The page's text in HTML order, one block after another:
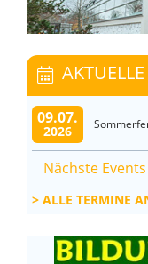
09.07.
2026
Nächste Events
ALLE TERMINE